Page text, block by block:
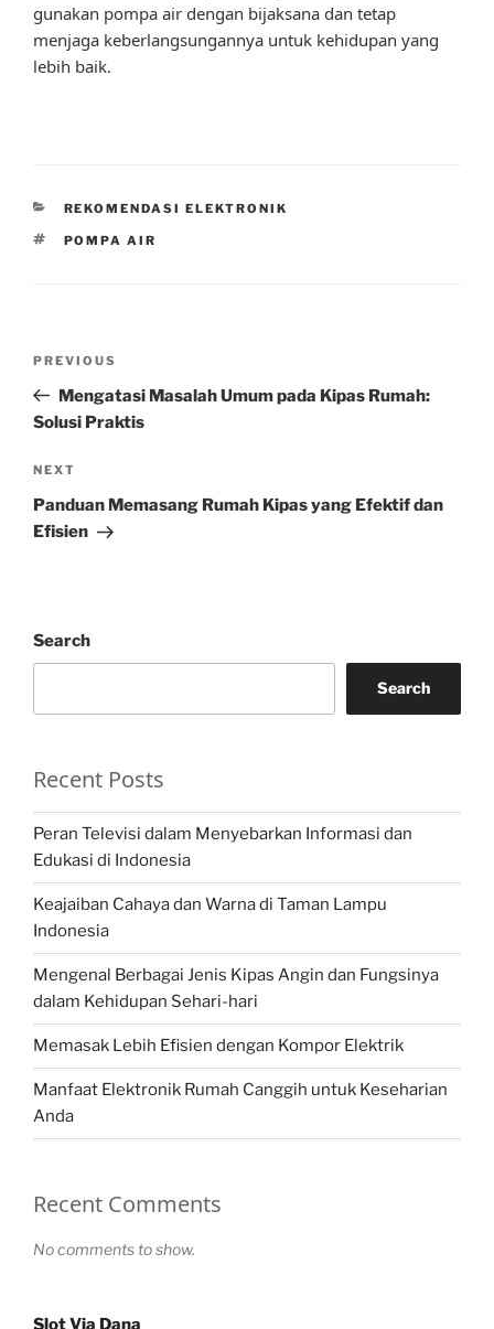
gunakan pompa air dengan bijaksana dan tetap
menjaga keberlangsungannya untuk kehidupan yang
lebih baik.
CATEGORIES
REKOMENDASI ELEKTRONIK
TAGS
POMPA AIR
Previous
Post
PREVIOUS
Mengatasi Masalah Umum pada Kipas Rumah:
Solusi Praktis
Next
Post
NEXT
Panduan Memasang Rumah Kipas yang Efektif dan
Efisien
Search
Search
Recent Posts
Peran Televisi dalam Menyebarkan Informasi dan
Edukasi di Indonesia
Keajaiban Cahaya dan Warna di Taman Lampu
Indonesia
Mengenal Berbagai Jenis Kipas Angin dan Fungsinya
dalam Kehidupan Sehari-hari
Memasak Lebih Efisien dengan Kompor Elektrik
Manfaat Elektronik Rumah Canggih untuk Keseharian
Anda
Recent Comments
No comments to show.
Slot Via Dana